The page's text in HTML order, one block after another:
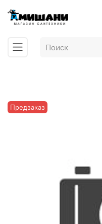
Предзаказ